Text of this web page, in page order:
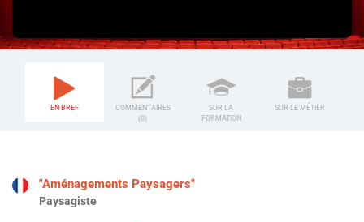
EN BREF
COMMENTAIRES
(0)
SUR LA
FORMATION
SUR LE MÉTIER
"Aménagements Paysagers"
Paysagiste